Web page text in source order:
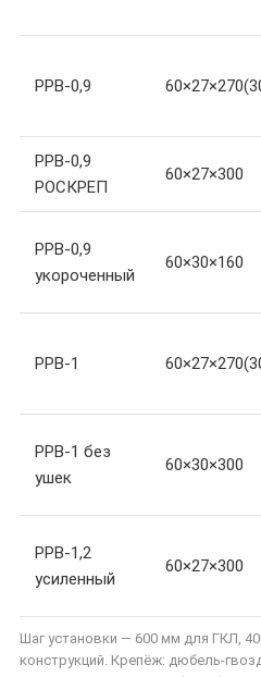
PPB-0,9
PPB-0,9
РОСКРЕП
60×27×300
PPB-0,9
укороченный
60×30×160
PPB-1
PPB-1 без
ушек
60×30×300
PPB-1,2
усиленный
60×27×300
Шаг установки — 600 мм для ГКЛ,
конструкций. Крепёж: дюбель-